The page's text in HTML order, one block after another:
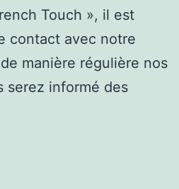
Touch », il est
contact avec notre
manière régulière nos
serez informé des